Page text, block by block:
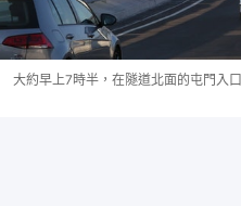
大約早上7時半，在隧道北面的屯門入